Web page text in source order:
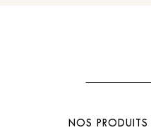
NOS PRODUITS